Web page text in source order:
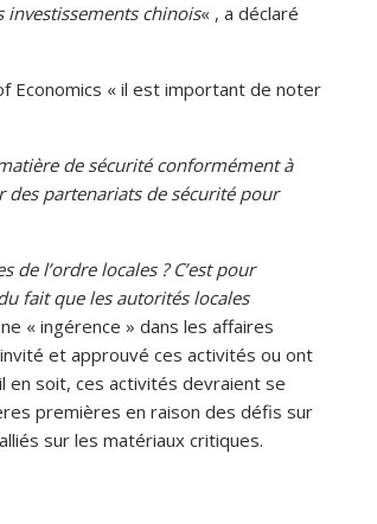
investissements chinois« , a déclaré
Economics « il est important de noter
de sécurité conformément à
des partenariats de sécurité pour
l’ordre locales ? C’est pour
fait que les autorités locales
« ingérence » dans les affaires
et approuvé ces activités ou ont
en soit, ces activités devraient se
premières en raison des défis sur
sur les matériaux critiques.